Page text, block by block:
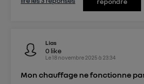
Lias
0 like
Le18 novembre 2025à 23:34
Mon chauffage ne fonctionne